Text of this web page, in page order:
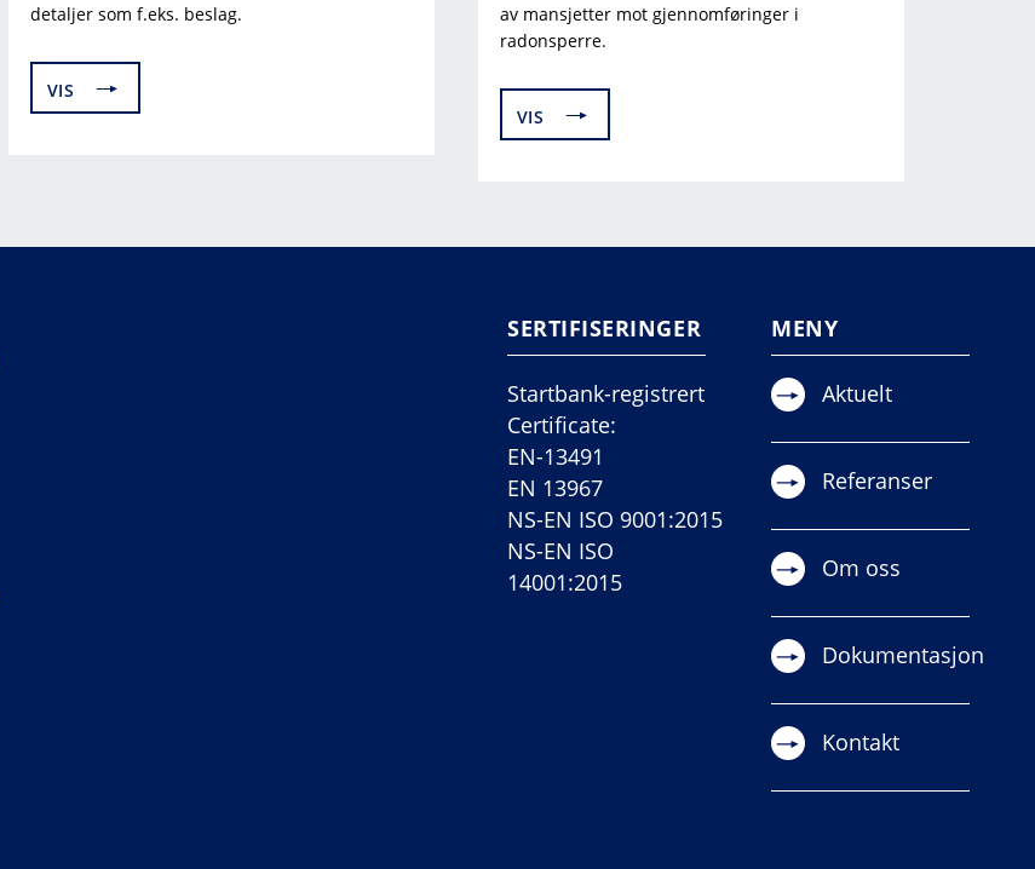
detaljer som f.eks. beslag.
VIS
av mansjetter mot gjennomføringer i
radonsperre.
VIS
SERTIFISERINGER
Startbank-registrert
Certificate:
EN-13491
EN 13967
NS-EN ISO 9001:2015
NS-EN ISO
14001:2015
MENY
Aktuelt
Referanser
Om oss
Dokumentasjon
Kontakt